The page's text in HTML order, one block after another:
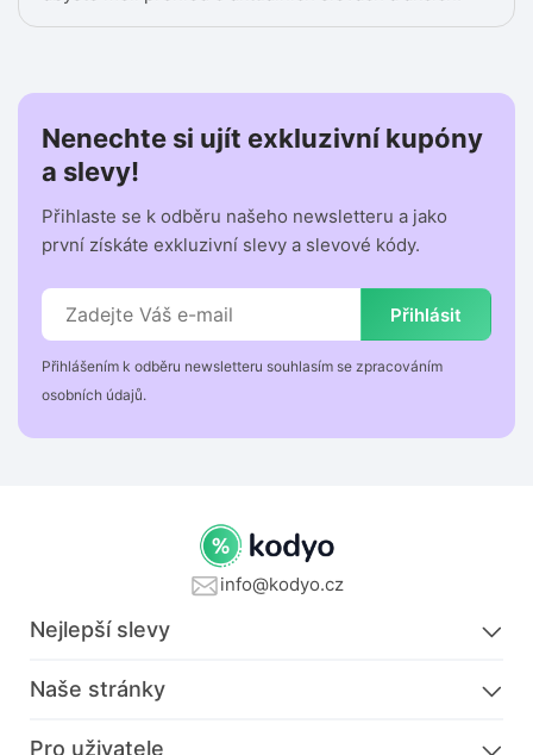
Nenechte si ujít exkluzivní kupóny
a slevy!
Přihlaste se k odběru našeho newsletteru a jako
první získáte exkluzivní slevy a slevové kódy.
Přihlásit
Přihlášením k odběru newsletteru souhlasím se zpracováním
osobních údajů.
info@kodyo.cz
Nejlepší slevy
Naše stránky
Pro uživatele